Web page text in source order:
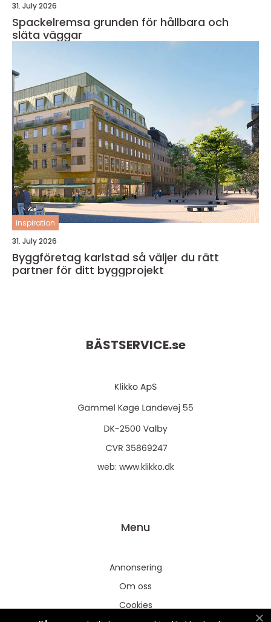
31. July 2026
Spackelremsa grunden för hållbara och
släta väggar
inspiration
31. July 2026
Byggföretag karlstad så väljer du rätt
partner för ditt byggprojekt
BÄSTSERVICE.se
web: www.klikko.dk
Menu
Annonsering
Om oss
Cookies